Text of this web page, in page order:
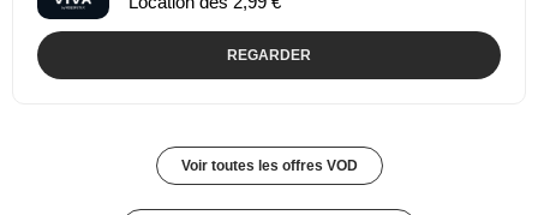
REGARDER
Voir toutes les offres VOD